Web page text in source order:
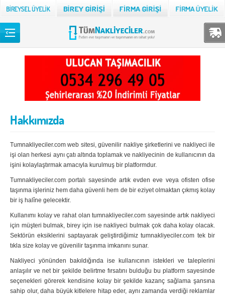
TÜM NAKLİYECİLER
Adıyaman
Ağrı
Aksaray
Ardahan Artvin
Bartın Batman
Bingöl Bitlis
Bolu Burdur
Bursa Çanakkale
Çankırı Çorum
Back
Hakkımızda
Tumnakliyeciler.com web sitesi, güvenilir nakliye şirketlerini ve nakliyeci ile
işi olan herkesi aynı çatı altında toplamak ve nakliyecinin de kullanıcının da
işini kolaylaştırmak amacıyla kurulmuş bir platformdur.
Tumnakliyeciler.com portalı sayesinde artık evden eve veya ofisten ofise
taşınma işleriniz hem daha güvenli hem de bir eziyet olmaktan çıkmış kolay
bir iş halîne gelecektir.
Kullanımı kolay ve rahat olan tumnakliyeciler.com sayesinde artık nakliyeci
için müşteri bulmak, birey için ise nakliyeci bulmak çok daha kolay olacak.
Sektörün eksiklerini saptayarak geliştirdiğimiz tumnakliyeciler.com tek bir
tıkla size kolay ve güvenilir taşınma imkanını sunar.
Nakliyeci yönünden bakıldığında ise kullanıcının istekleri ve taleplerini
anlaşılır ve net bir şekilde belirtme fırsatını bulduğu bu platform sayesinde
seçenekleri görerek kendisine kolay bir şekilde kazanç sağlama şansına
sahip olur, daha büyük kitlelere hitap eder, aynı zamanda verdiği reklamlar